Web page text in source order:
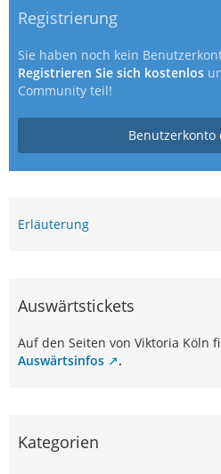
Registrierung
Sie haben noch kein
Registrieren Sie sich kostenlos
Community teil!
Benutzerkonto
Erläuterung
Auswärtstickets
Auf den Seiten von Viktoria Köln
Auswärtsinfos
.
Kategorien